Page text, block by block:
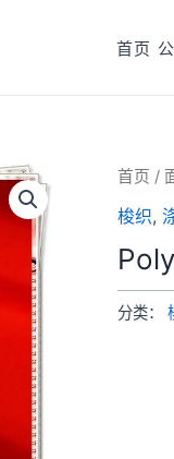
首页
首页 /
梭织,
分类：